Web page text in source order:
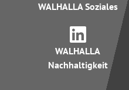
WALHALLA Soziales
WALHALLA
Nachhaltigkeit